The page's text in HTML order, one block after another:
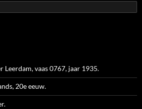
Leerdam, vaas 0767, jaar 1935.
20e eeuw.